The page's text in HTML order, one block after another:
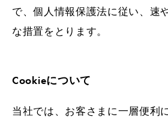
で、個人情報保護法に従い、速
な措置をとります。
Cookieについて
当社では、お客さまに一層便利